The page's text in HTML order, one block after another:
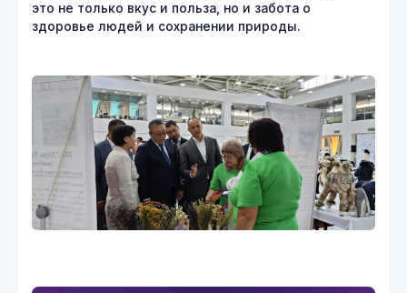
это не только вкус и польза, но и забота о
здоровье людей и сохранении природы.